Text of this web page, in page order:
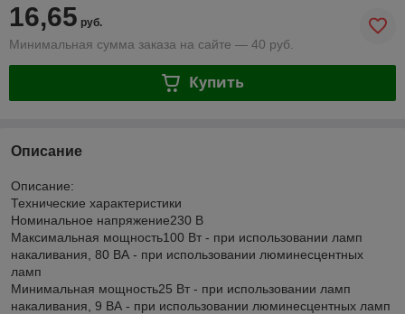
16,65 руб.
Минимальная сумма заказа на сайте — 40 руб.
Купить
Описание
Описание:
Технические характеристики
Номинальное напряжение230 В
Максимальная мощность100 Вт - при использовании ламп
накаливания, 80 ВА - при использовании люминесцентных
ламп
Минимальная мощность25 Вт - при использовании ламп
накаливания, 9 ВА - при использовании люминесцентных ламп